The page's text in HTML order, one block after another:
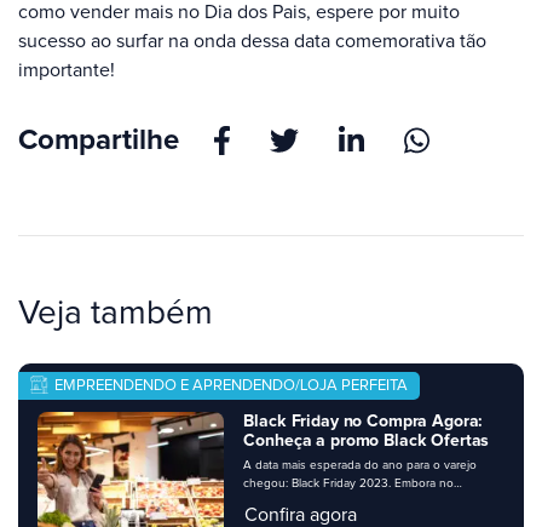
como vender mais no Dia dos Pais, espere por muito
sucesso ao surfar na onda dessa data comemorativa tão
importante!
Compartilhe
Veja também
Black Friday no Compra Agora:
Conheça a promo Black Ofertas
A data mais esperada do ano para o varejo
chegou: Black Friday 2023. Embora no
de novembro, muitos negócios apostam no
Confira agora
EMPREENDENDO E APRENDENDO/LOJA PERFEITA